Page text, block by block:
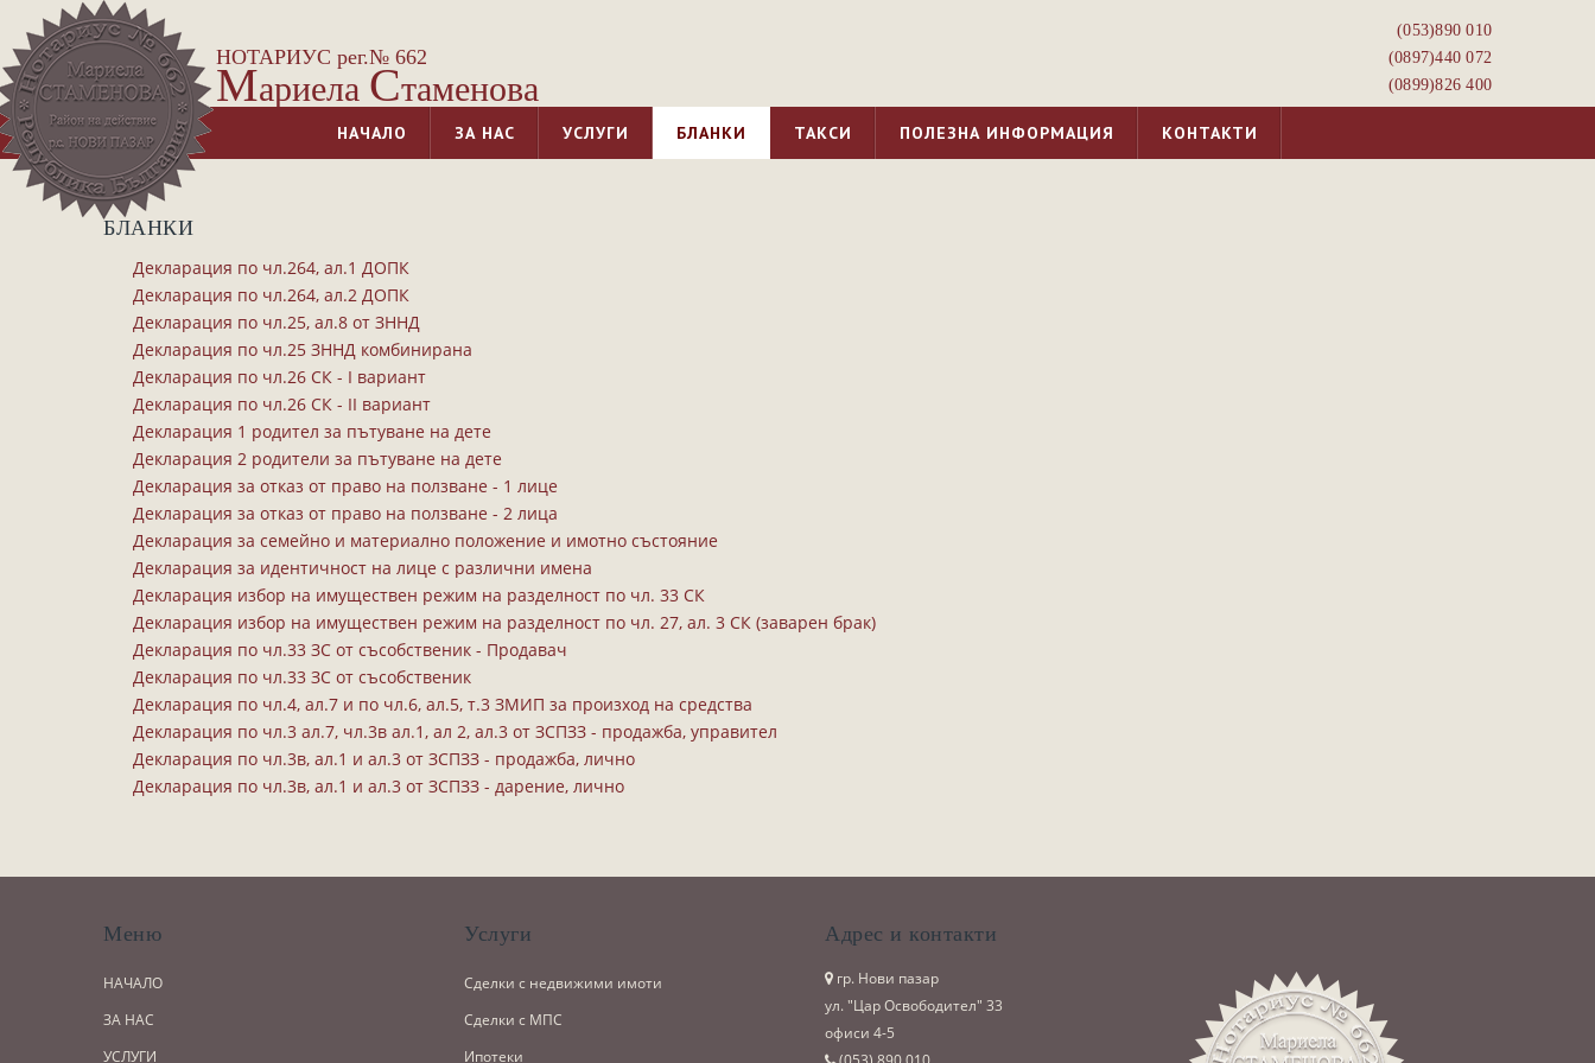
НОТАРИУС рег.№ 662
Мариела Стаменова
(053)­890 010
(0897)­440 072
(0899)­826 400
НАЧАЛО ЗА НАС УСЛУГИ БЛАНКИ ТАКСИ ПОЛЕЗНА ИНФОРМАЦИЯ КОНТАКТИ
БЛАНКИ
Декларация по чл.264, ал.1 ДОПК
Декларация по чл.264, ал.2 ДОПК
Декларация по чл.25, ал.8 от ЗННД
Декларация по чл.25 ЗННД комбинирана
Декларация по чл.26 СК - І вариант
Декларация по чл.26 СК - ІI вариант
Декларация 1 родител за пътуване на дете
Декларация 2 родители за пътуване на дете
Декларация за отказ от право на ползване - 1 лице
Декларация за отказ от право на ползване - 2 лица
Декларация за семейно и материално положение и имотно състояние
Декларация за идентичност на лице с различни имена
Декларация избор на имуществен режим на разделност по чл. 33 СК
Декларация избор на имуществен режим на разделност по чл. 27, ал. 3 СК (заварен брак)
Декларация по чл.33 ЗС от съсобственик - Продавач
Декларация по чл.33 ЗС от съсобственик
Декларация по чл.4, ал.7 и по чл.6, ал.5, т.3 ЗМИП за произход на средства
Декларация по чл.3 ал.7, чл.3в ал.1, ал 2, ал.3 от ЗСПЗЗ - продажба, управител
Декларация по чл.3в, ал.1 и ал.3 от ЗСПЗЗ - продажба, лично
Декларация по чл.3в, ал.1 и ал.3 от ЗСПЗЗ - дарение, лично
Меню
НАЧАЛО
ЗА НАС
УСЛУГИ
Услуги
Сделки с недвижими имоти
Сделки с МПС
Ипотеки
Адрес и контакти
гр. Нови пазар
ул. "Цар Освободител" 33
офиси 4-5